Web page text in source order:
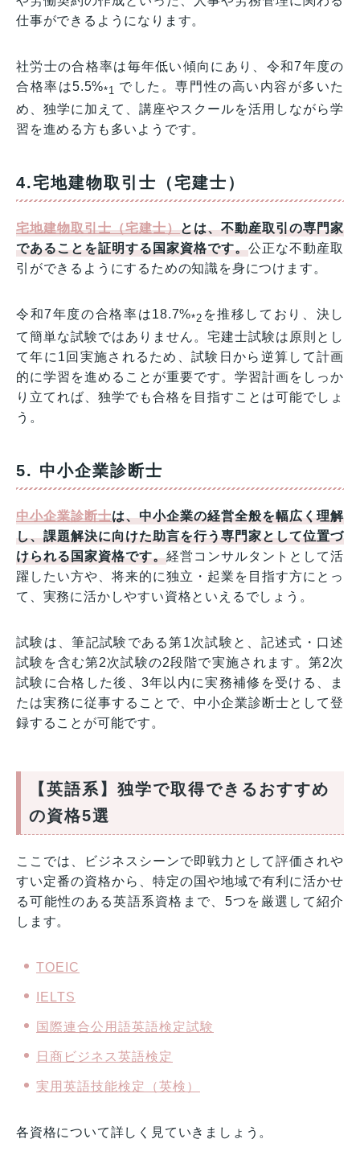
仕事ができるようになります。
社労士の合格率は毎年低い傾向にあり、令和7年度の
合格率は5.5%*1
でした。専門性の高い内容が多いた
め、独学に加えて、講座やスクールを活用しながら学
習を進める方も多いようです。
4.宅地建物取引士（宅建士）
宅地建物取引士（宅建士）とは、不動産取引の専門家
であることを証明する国家資格です。公正な不動産取
引ができるようにするための知識を身につけます。
令和7年度の合格率は18.7%*2 を推移しており、決し
て簡単な試験ではありません。宅建士試験は原則とし
て年に1回実施されるため、試験日から逆算して計画
的に学習を進めることが重要です。学習計画をしっか
り立てれば、独学でも合格を目指すことは可能でしょ
う。
5. 中小企業診断士
中小企業診断士は、中小企業の経営全般を幅広く理解
し、課題解決に向けた助言を行う専門家として位置づ
けられる国家資格です。経営コンサルタントとして活
躍したい方や、将来的に独立・起業を目指す方にとっ
て、実務に活かしやすい資格といえるでしょう。
試験は、筆記試験である第1次試験と、記述式・口述
試験を含む第2次試験の2段階で実施されます。第2次
試験に合格した後、3年以内に実務補修を受ける、ま
たは実務に従事することで、中小企業診断士として登
録することが可能です。
【英語系】独学で取得できるおすすめ
の資格5選
ここでは、ビジネスシーンで即戦力として評価されや
すい定番の資格から、特定の国や地域で有利に活かせ
る可能性のある英語系資格まで、5つを厳選して紹介
します。
TOEIC
IELTS
国際連合公用語英語検定試験
日商ビジネス英語検定
実用英語技能検定（英検）
各資格について詳しく見ていきましょう。